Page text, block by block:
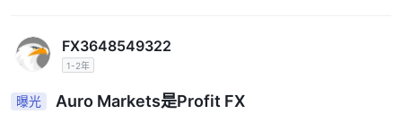
FX3648549322
1-2年
曝光 Auro Markets是Profit FX